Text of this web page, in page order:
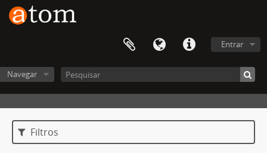
Entrar
Navegar
Filtros